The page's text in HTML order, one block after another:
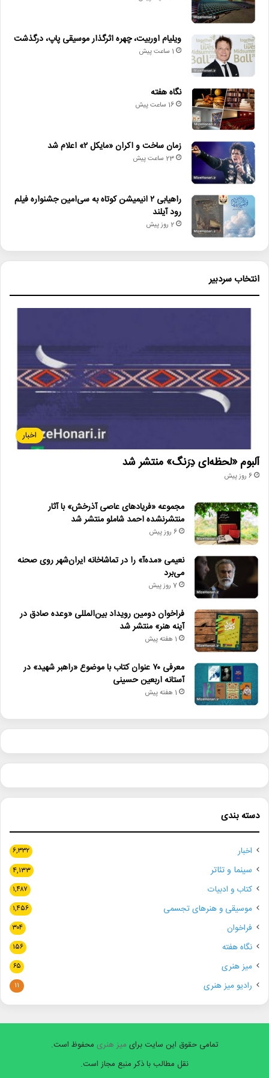
ویلیام اوربیت، چهره اثرگذار موسیقی پاپ، درگذشت
1 ساعت پیش
نگاه هفته
16 ساعت پیش
زمان ساخت و اکران «مایکل ۲» اعلام شد
23 ساعت پیش
راهیابی ۲ انیمیشن کوتاه به سی‌امین جشنواره فیلم
رود آیلند
2 روز پیش
انتخاب سردبیر
اخبار
آلبوم «لحظه‌ای دِرَنگ» منتشر شد
6 روز پیش
مجموعه «فریادهای عاصی آذرخش» با آثار
منتشرنشده احمد شاملو منتشر شد
6 روز پیش
نعیمی «مده‌آ» را در تماشاخانه ایران‌شهر روی صحنه
می‌برد
7 روز پیش
فراخوان دومین رویداد بین‌المللی «وعده صادق در
آینه هنر» منتشر شد
1 هفته پیش
معرفی ۷۰ عنوان کتاب با موضوع «راهبر شهید» در
آستانه اربعین حسینی
1 هفته پیش
دسته بندی
اخبار ۶,۳۳۲
سینما و تئاتر ۴,۱۳۳
کتاب و ادبیات ۱,۴۸۷
موسیقی و هنرهای تجسمی ۱,۴۵۶
فراخوان ۳۰۴
نگاه هفته ۱۵۶
میز هنری ۶۵
رادیو میز هنری ۱۱
تمامی حقوق این سایت برای میز هنری محفوظ است.
نقل مطالب با ذکر منبع مجاز است.